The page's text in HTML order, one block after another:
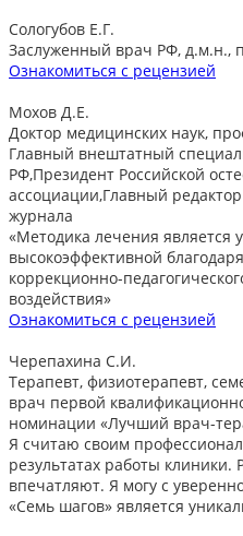
Сологубов Е.Г.
Заслуженный врач РФ, д.м.н.,
Ознакомиться с рецензией
Мохов Д.Е.
Доктор медицинских наук,
Главный внештатный
РФ,Президент Российской
ассоциации,Главный
журнала
«Методика лечения является
высокоэффективной
коррекционно-
воздействия»
Ознакомиться с рецензией
Черепахина С.И.
Терапевт, физиотерапевт,
врач первой
номинации «Лучший врач-
Я считаю своим
результатах работы клиники.
впечатляют. Я могу с
«Семь шагов» является